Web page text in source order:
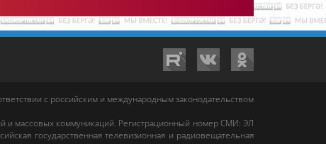
с российским и международным законодательством
и массовых коммуникаций. Регистрационный номер СМИ: ЭЛ
государственная телевизионная и радиовещательная